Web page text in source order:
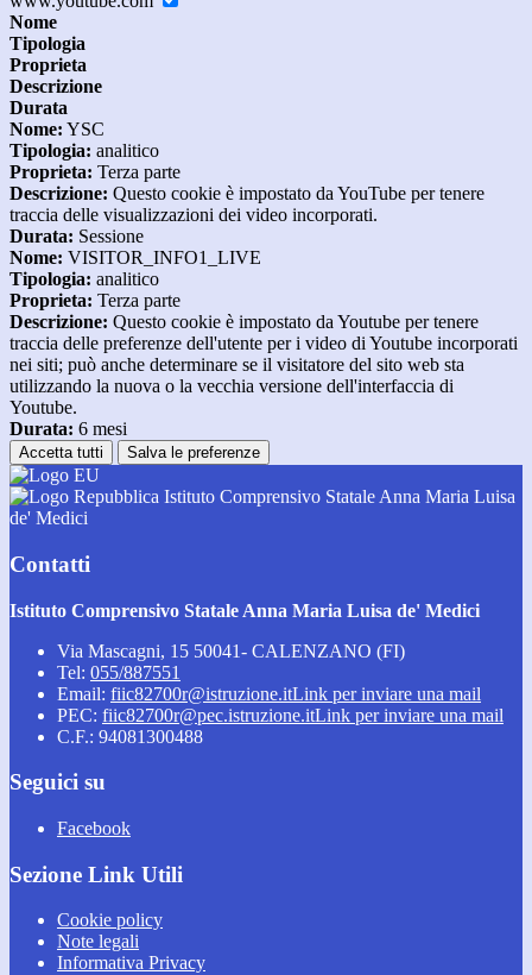
Nome
Tipologia
Proprieta
Descrizione
Durata
Nome: YSC
Tipologia: analitico
Proprieta: Terza parte
Descrizione: Questo cookie è impostato da YouTube per tenere
traccia delle visualizzazioni dei video incorporati.
Durata: Sessione
Nome: VISITOR_INFO1_LIVE
Tipologia: analitico
Proprieta: Terza parte
Descrizione: Questo cookie è impostato da Youtube per tenere
traccia delle preferenze dell'utente per i video di Youtube incorporati
nei siti; può anche determinare se il visitatore del sito web sta
utilizzando la nuova o la vecchia versione dell'interfaccia di
Youtube.
Durata: 6 mesi
Accetta tutti Salva le preferenze
Istituto Comprensivo Statale Anna Maria Luisa
de' Medici
Contatti
Istituto Comprensivo Statale Anna Maria Luisa de' Medici
Via Mascagni, 15 50041- CALENZANO (FI)
Tel: 055/887551
Email: fiic82700r@istruzione.itLink per inviare una mail
PEC: fiic82700r@pec.istruzione.itLink per inviare una mail
C.F.: 94081300488
Seguici su
Facebook
Sezione Link Utili
Cookie policy
Note legali
Informativa Privacy